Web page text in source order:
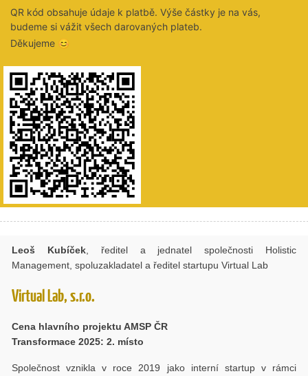
QR kód obsahuje údaje k platbě. Výše částky je na vás,
budeme si vážit všech darovaných plateb.
Děkujeme 😊
Leoš Kubíček, ředitel a jednatel společnosti Holistic
Management, spoluzakladatel a ředitel startupu Virtual Lab
Virtual Lab, s.r.o.
Cena hlavního projektu AMSP ČR
Transformace 2025: 2. místo
Společnost vznikla v roce 2019 jako interní startup v rámci